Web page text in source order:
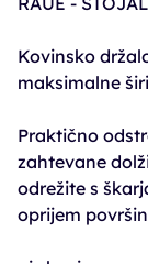
Kovinsko
maksimalne
Praktično
zahtevane
odrežite s
oprijem